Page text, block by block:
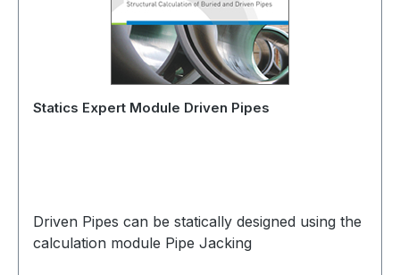
Statics Expert Module Driven Pipes
Driven Pipes can be statically designed using the
calculation module Pipe Jacking